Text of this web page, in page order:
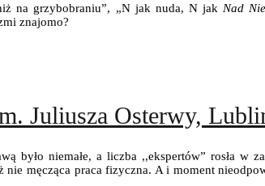
na grzybobraniu”, „N jak nuda, N jak Nad
znajomo?
Juliusza Osterwy,
było niemałe, a liczba ,,ekspertów” rosła w
nie męcząca praca fizyczna. A i moment